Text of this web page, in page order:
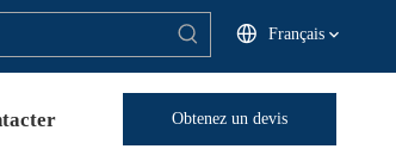
Français
Obtenez un devis